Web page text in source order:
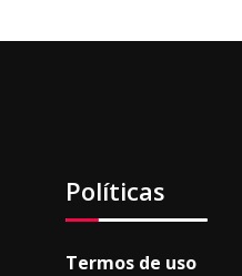
Políticas
Termos de uso